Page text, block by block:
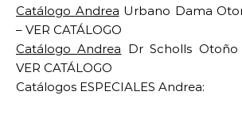
Catálogo Andrea Urbano Dama
– VER CATÁLOGO
CatálogoAndrea Dr Scholls
VER CATÁLOGO
Catálogos ESPECIALES Andrea: